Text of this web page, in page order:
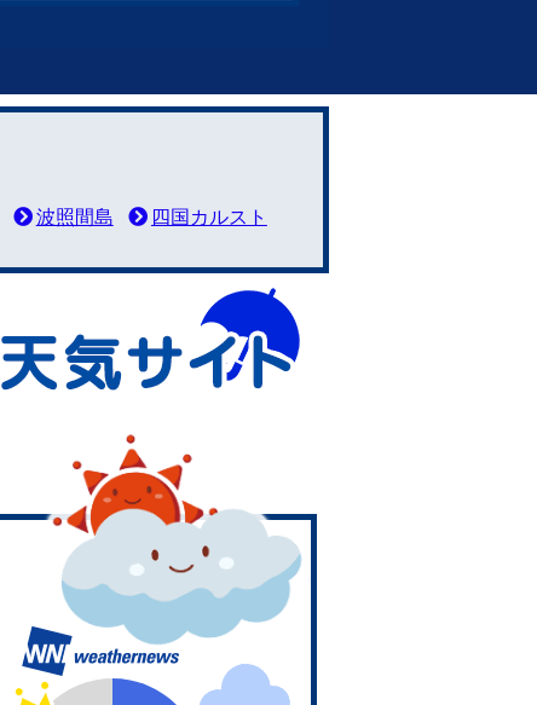
波照間島 四国カルスト